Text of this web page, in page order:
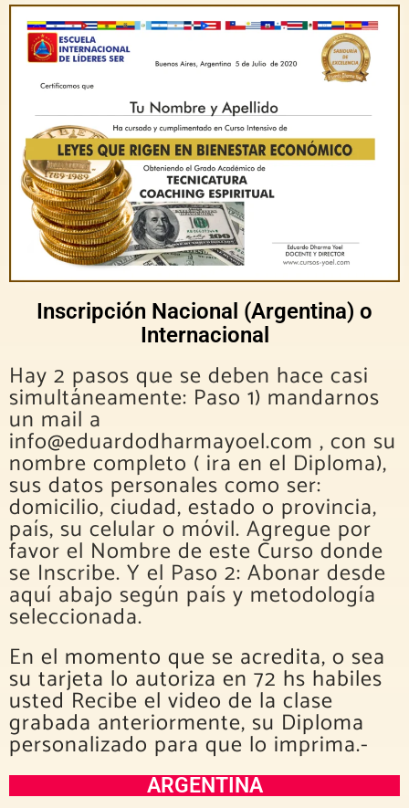
Inscripción Nacional (Argentina) o
Internacional
Hay 2 pasos que se deben hace casi
simultáneamente: Paso 1) mandarnos
un mail a
info@eduardodharmayoel.com , con su
nombre completo ( ira en el Diploma),
sus datos personales como ser:
domicilio, ciudad, estado o provincia,
país, su celular o móvil. Agregue por
favor el Nombre de este Curso donde
se Inscribe. Y el Paso 2: Abonar desde
aquí abajo según país y metodología
seleccionada.
En el momento que se acredita, o sea
su tarjeta lo autoriza en 72 hs habiles
usted Recibe el video de la clase
grabada anteriormente, su Diploma
personalizado para que lo imprima.-
ARGENTINA